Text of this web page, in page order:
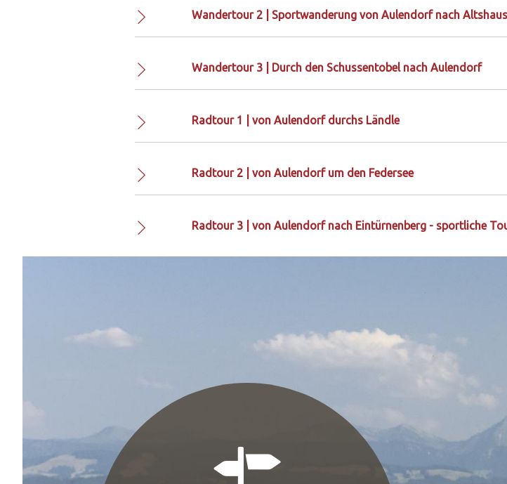
Wandertour 2 | Sportwanderung von Aulendorf nach
Wandertour 3 | Durch den Schussentobel nach Aulendorf
Radtour 1 | von Aulendorf durchs Ländle
Radtour 2 | von Aulendorf um den Federsee
Radtour 3 | von Aulendorf nach Eintürnenberg - sportliche